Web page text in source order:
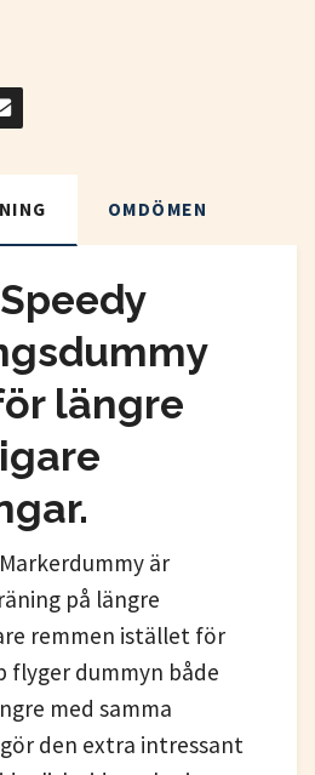
OMDÖMEN
längre
är
på längre
remmen istället för
flyger dummyn både
med samma
den extra intressant